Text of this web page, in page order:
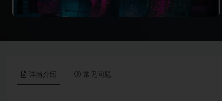
详情介绍 常见问题